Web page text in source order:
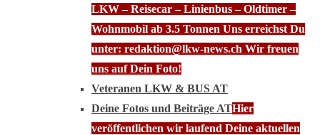
LKW – Reisecar – Linienbus – Oldtimer –
Wohnmobil ab 3.5 Tonnen Uns erreichst Du
unter: redaktion@lkw-news.ch Wir freuen
uns auf Dein Foto!
Veteranen LKW & BUS AT
Deine Fotos und Beiträge ATHier
veröffentlichen wir laufend Deine aktuellen